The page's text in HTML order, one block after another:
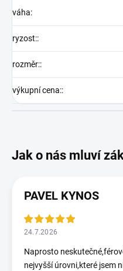
váha:
ryzost::
rozměr::
výkupní cena::
PAVEL KYNOS
24.7.2026
Naprosto
nejvyšší úrovni,které jsem